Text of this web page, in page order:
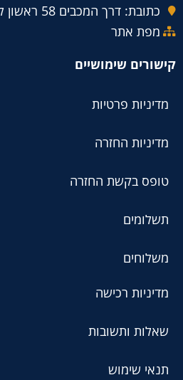
כתובת: דרך המכבים 58 ראשון לציון, 7535998
מפת אתר
קישורים שימושיים
מדיניות פרטיות
מדיניות החזרה
טופס בקשת החזרה
תשלומים
משלוחים
מדיניות רכישה
שאלות ותשובות
תנאי שימוש